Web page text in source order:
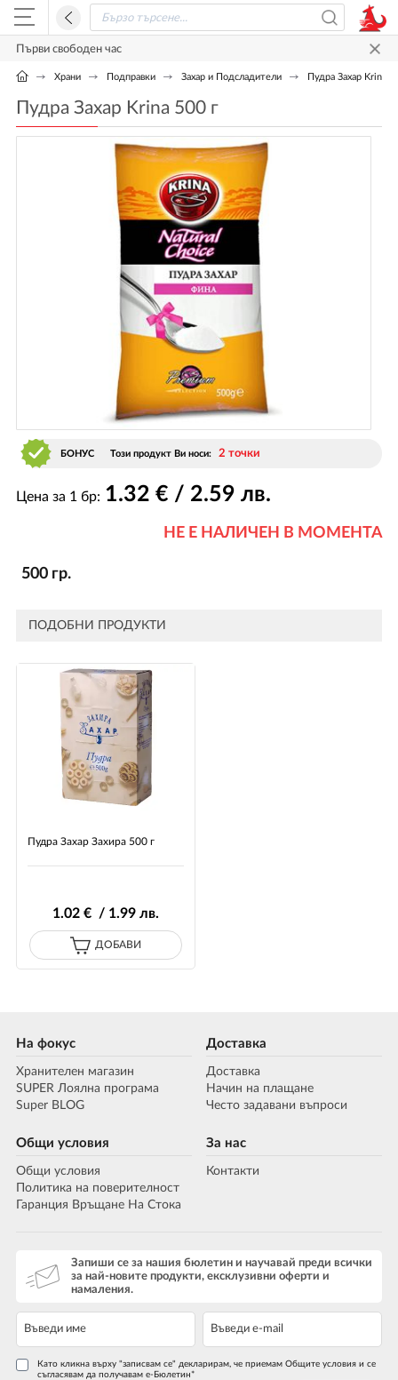
Първи свободен час
Храни Подправки Захар и Подсладители Пудра Захар Krina
Пудра Захар Krina 500 г
БОНУС Този продукт Ви носи: 2 точки
Цена за 1 бр: 1.32 € / 2.59 лв.
НЕ Е НАЛИЧЕН В МОМЕНТА
500 гр.
ПОДОБНИ ПРОДУКТИ
Пудра Захар Захира 500 г
1.02€ / 1.99лв.
ДОБАВИ
На фокус
Хранителен магазин
SUPER Лоялна програма
Super BLOG
Доставка
Доставка
Начин на плащане
Често задавани въпроси
Общи условия
Общи условия
Политика на поверителност
Гаранция Връщане На Стока
За нас
Контакти
Запиши се за нашия бюлетин и научавай преди всички
за най-новите продукти, ексклузивни оферти и
намаления.
Като кликна върху "записвам се" декларирам, че приемам Общите условия и се
съгласявам да получавам е-Бюлетин*